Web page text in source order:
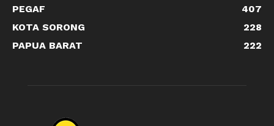
PEGAF
407
KOTA SORONG
228
PAPUA BARAT
222